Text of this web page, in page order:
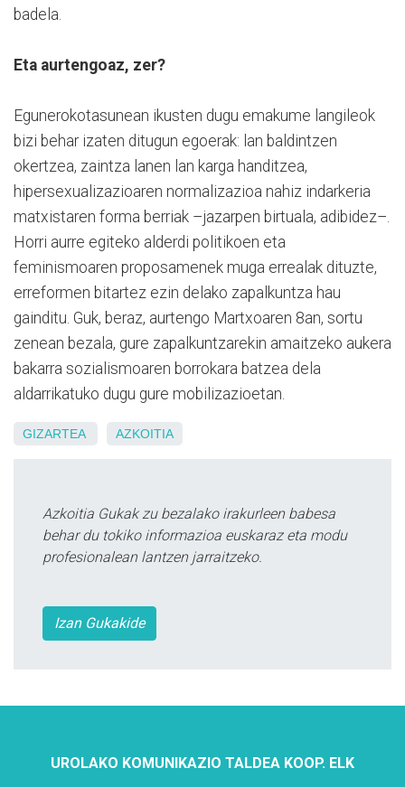
badela.
Eta aurtengoaz, zer?
Egunerokotasunean ikusten dugu emakume langileok
bizi behar izaten ditugun egoerak: lan baldintzen
okertzea, zaintza lanen lan karga handitzea,
hipersexualizazioaren normalizazioa nahiz indarkeria
matxistaren forma berriak –jazarpen birtuala, adibidez–.
Horri aurre egiteko alderdi politikoen eta
feminismoaren proposamenek muga errealak dituzte,
erreformen bitartez ezin delako zapalkuntza hau
gainditu. Guk, beraz, aurtengo Martxoaren 8an, sortu
zenean bezala, gure zapalkuntzarekin amaitzeko aukera
bakarra sozialismoaren borrokara batzea dela
aldarrikatuko dugu gure mobilizazioetan.
GIZARTEA AZKOITIA
Azkoitia Gukak zu bezalako irakurleen babesa
behar du tokiko informazioa euskaraz eta modu
profesionalean lantzen jarraitzeko.
Izan Gukakide
UROLAKO KOMUNIKAZIO TALDEA KOOP. ELK